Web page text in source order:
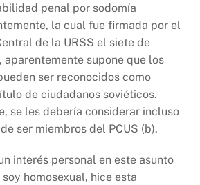
penal por sodomía
la cual fue firmada por el
de la URSS el siete de
aparentemente supone que los
ser reconocidos como
de ciudadanos soviéticos.
se les debería considerar incluso
ser miembros del PCUS (b).
interés personal en este asunto
homosexual, hice esta